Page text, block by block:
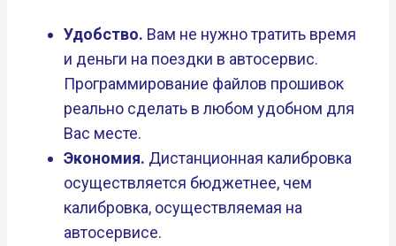
Удобство. Вам не нужно тратить время
и деньги на поездки в автосервис.
Программирование файлов прошивок
реально сделать в любом удобном для
Вас месте.
Экономия. Дистанционная калибровка
осуществляется бюджетнее, чем
калибровка, осуществляемая на
автосервисе.